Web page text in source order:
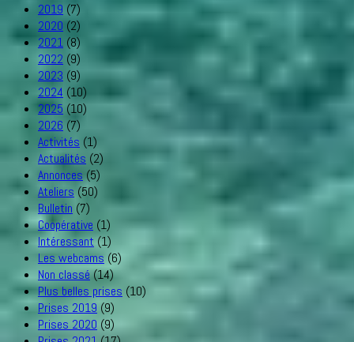
2019 (7)
2020 (2)
2021 (8)
2022 (9)
2023 (9)
2024 (10)
2025 (10)
2026 (7)
Activités (1)
Actualités (2)
Annonces (5)
Ateliers (50)
Bulletin (7)
Coopérative (1)
Intéressant(1)
Les webcams (6)
Non classé(14)
Plus belles prises (10)
Prises 2019 (9)
Prises 2020 (9)